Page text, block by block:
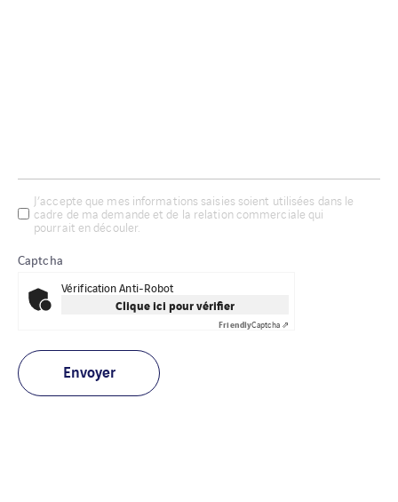
J’accepte que mes informations saisies soient utilisées dans le
cadre de ma demande et de la relation commerciale qui
pourrait en découler.
Captcha
Vérification Anti-Robot
Clique ici pour vérifier
FriendlyCaptcha ⇗